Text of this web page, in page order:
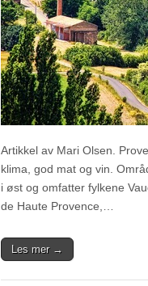
Artikkel av Mari Olsen.
klima, god mat og vin.
i øst og omfatter fylkene
de Haute Provence,…
Les mer →